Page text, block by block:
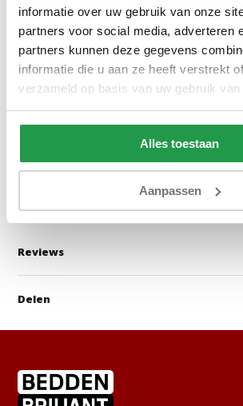
informatie over uw gebruik van onze
partners voor social media, adverteren
partners kunnen deze gegevens
informatie die u aan ze heeft verstrekt
verzameld op basis van uw gebruik
Alles toestaan
Aanpassen
Boxspring Zonder Matras Vast -
Stel zelf samen
Reviews
Delen